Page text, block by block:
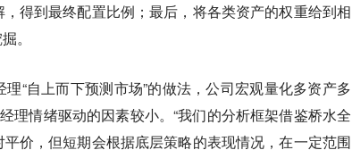
得到最终配置比例；最后，将各类资产的权重给到相
。
“自上而下预测市场”的做法，公司宏观量化多资产多
理情绪驱动的因素较小。“我们的分析框架借鉴桥水全
价，但短期会根据底层策略的表现情况，在一定范围